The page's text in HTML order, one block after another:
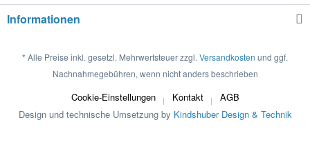
Informationen
* Alle Preise inkl. gesetzl. Mehrwertsteuer zzgl. Versandkosten und ggf.
Nachnahmegebühren, wenn nicht anders beschrieben
Cookie-Einstellungen Kontakt
AGB
Design und technische Umsetzung by Kindshuber Design & Technik